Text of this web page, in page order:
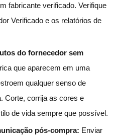
fabricante verificado. Verifique
Verificado e os relatórios de
do fornecedor sem
que aparecem em uma
qualquer senso de
Corte, corrija as cores e
de vida sempre que possível.
pós-compra: Enviar